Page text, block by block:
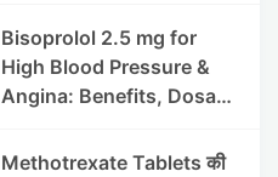
लाभ | Steris
Bisoprolol 2.5 mg for
High Blood Pressure &
Angina: Benefits, Dosage
Methotrexate Tablets की